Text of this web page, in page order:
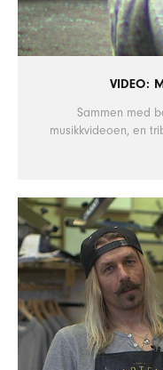
VIDEO:
Sammen med
musikkvideoen, en